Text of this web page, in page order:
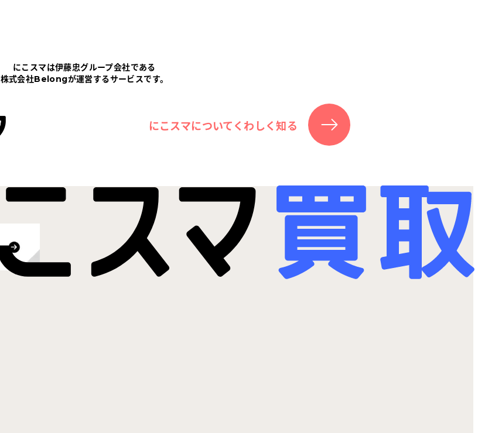
にこスマは伊藤忠グループ会社である
株式会社Belongが運営するサービスです。
にこスマについてくわしく知る